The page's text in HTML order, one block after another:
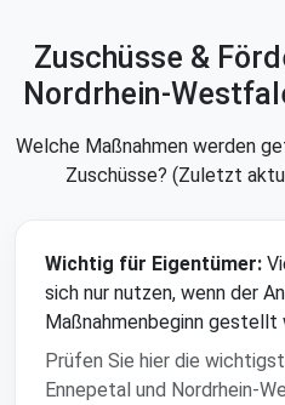
Zuschüsse &
Nordrhein-
Welche Maßnahmen werden
Zuschüsse? (Zuletzt
Wichtig für Eigentümer:
sich nur nutzen, wenn der
Maßnahmenbeginn gestellt
Prüfen Sie hier die
Ennepetal und Nordrhein-